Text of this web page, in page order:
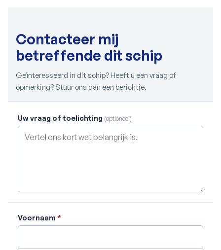
Contacteer mij
betreffende dit schip
Geïnteresseerd in dit schip? Heeft u een vraag of
opmerking? Stuur ons dan een berichtje.
Uw vraag of toelichting (optioneel)
Voornaam *